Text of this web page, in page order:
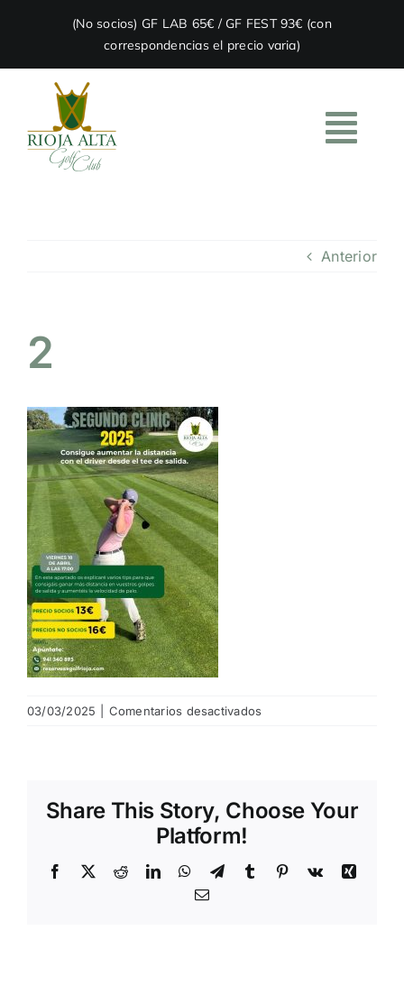
(No socios) GF LAB 65€ / GF FEST 93€ (con
correspondencias el precio varia)
NOTICIAS
HAZTE SOCIO
OFERTAS
RESERVAR
Anterior
2
03/03/2025 Comentarios desactivados
Share This Story, Choose Your
Platform!
Facebook
X RedditLinkedInWhatsApp
TelegramTumblr Pinterest
Vk
Xing
Email